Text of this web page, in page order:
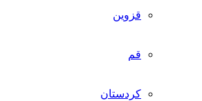
قزوین
قم
کردستان